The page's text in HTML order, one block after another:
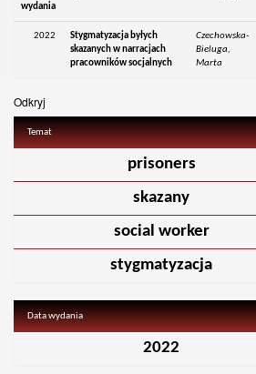
wydania
2022
Stygmatyzacja byłych
skazanych w narracjach
pracowników socjalnych
Czechowska-
Bieluga,
Marta
Odkryj
Temat
prisoners
skazany
social worker
stygmatyzacja
Data wydania
2022